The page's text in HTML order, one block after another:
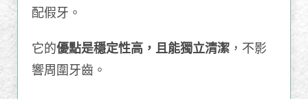
配假牙。
它的優點是穩定性高，且能獨立清潔 ，不影
響周圍牙齒。